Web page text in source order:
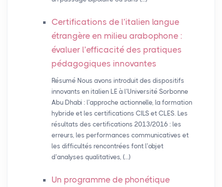
Certifications de l’italien langue
étrangère en milieu arabophone :
évaluer l’efficacité des pratiques
pédagogiques innovantes
Résumé Nous avons introduit des dispositifs
innovants en italien LE à l’Université Sorbonne
Abu Dhabi : l’approche actionnelle, la formation
hybride et les certifications CILS et CLES. Les
résultats des certifications 2013/2016 : les
erreurs, les performances communicatives et
les difficultés rencontrées font l’objet
d’analyses qualitatives, (…)
Un programme de phonétique